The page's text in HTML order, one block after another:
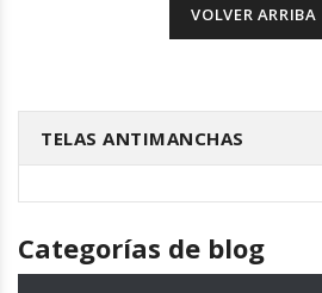
VOLVER ARRIBA
TELAS ANTIMANCHAS
Categorías de blog